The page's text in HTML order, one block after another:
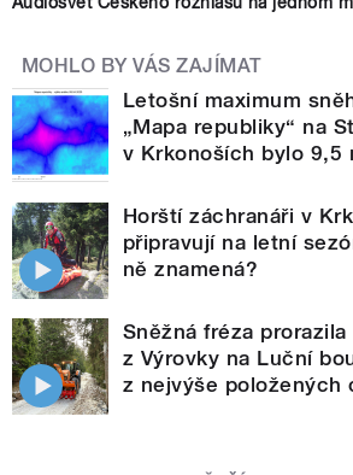
MOHLO BY VÁS ZAJÍMAT
Letošní maximum
„Mapa republiky“ na
v Krkonoších bylo 9,5
Horští záchranáři v
připravují na letní
ně znamená?
Sněžná fréza
z Výrovky na Luční
z nejvýše položených